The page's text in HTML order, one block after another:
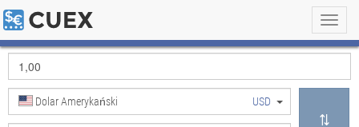
Dolar Amerykański USD